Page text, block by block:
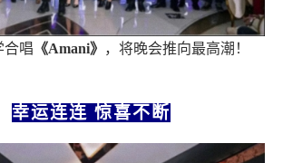
唱 《Amani》 ，将晚会推向最高潮！
幸运连连 惊喜不断